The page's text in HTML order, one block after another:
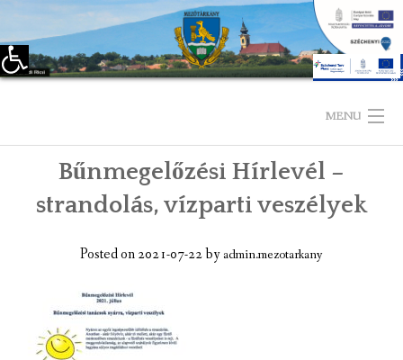
Eszköztár megnyitása
MENU
KEZDŐLAP
LÁTNIVALÓK
KAPCSOLAT
ÖNKORMÁNYZAT
Bűnmegelőzési Hírlevél –
strandolás, vízparti veszélyek
Posted on2021-07-22byadmin.mezotarkany